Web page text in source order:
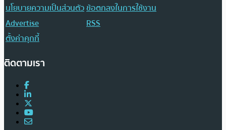
นโยบายความเป็นส่วนตัวข้อตกลงในการใช้งาน
Advertise
RSS
ตั้งค่าคุกกี้
ติดตามเรา